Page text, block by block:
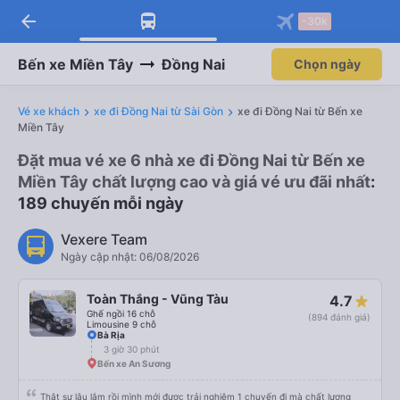
arrow_back -30k
Bến xe Miền Tây Đồng Nai Chọn ngày
Vé xe khách xe đi Đồng Nai từ Sài Gòn
xe đi Đồng Nai từ Bến xe
Miền Tây
Đặt mua vé xe 6 nhà xe đi Đồng Nai từ Bến xe
Miền Tây chất lượng cao và giá vé ưu đãi nhất:
189 chuyến mỗi ngày
Vexere Team
Ngày cập nhật: 06/08/2026
Toàn Thắng - Vũng Tàu
Ghế ngồi 16 chỗ
Limousine 9 chỗ
4.7
(894 đánh giá)
Bà Rịa
3 giờ 30 phút
Bến xe An Sương
Thật sự lâu lắm rồi mình mới được trải nghiệm 1 chuyến đi mà chất lượng